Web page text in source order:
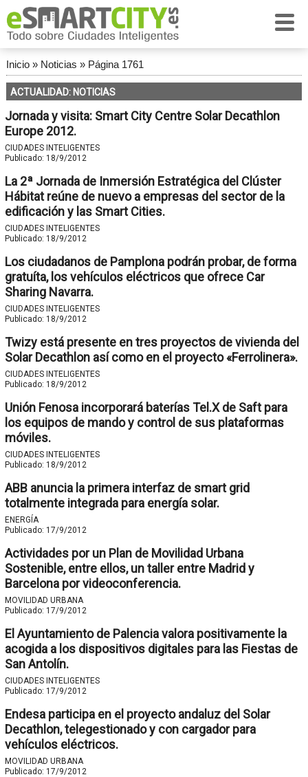
Inicio» Noticias » Página 1761
ACTUALIDAD: NOTICIAS
Jornada y visita: Smart City Centre Solar Decathlon
Europe 2012.
CIUDADES INTELIGENTES
Publicado: 18/9/2012
La 2ª Jornada de Inmersión Estratégica del Clúster
Hábitat reúne de nuevo a empresas del sector de la
edificación y las Smart Cities.
CIUDADES INTELIGENTES
Publicado: 18/9/2012
Los ciudadanos de Pamplona podrán probar, de forma
gratuíta, los vehículos eléctricos que ofrece Car
Sharing Navarra.
CIUDADES INTELIGENTES
Publicado: 18/9/2012
Twizy está presente en tres proyectos de vivienda del
Solar Decathlon así como en el proyecto «Ferrolinera».
CIUDADES INTELIGENTES
Publicado: 18/9/2012
Unión Fenosa incorporará baterías Tel.X de Saft para
los equipos de mando y control de sus plataformas
móviles.
CIUDADES INTELIGENTES
Publicado: 18/9/2012
ABB anuncia la primera interfaz de smart grid
totalmente integrada para energía solar.
ENERGÍA
Publicado: 17/9/2012
Actividades por un Plan de Movilidad Urbana
Sostenible, entre ellos, un taller entre Madrid y
Barcelona por videoconferencia.
MOVILIDAD URBANA
Publicado: 17/9/2012
El Ayuntamiento de Palencia valora positivamente la
acogida a los dispositivos digitales para las Fiestas de
San Antolín.
CIUDADES INTELIGENTES
Publicado: 17/9/2012
Endesa participa en el proyecto andaluz del Solar
Decathlon, telegestionado y con cargador para
vehículos eléctricos.
MOVILIDAD URBANA
Publicado: 17/9/2012